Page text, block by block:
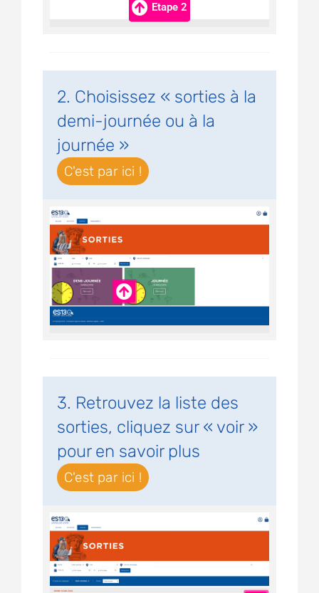
Etape 2
2. Choisissez « sorties à la
demi-journée ou à la
journée »
C'est par ici !
3. Retrouvez la liste des
sorties, cliquez sur « voir »
pour en savoir plus
C'est par ici !